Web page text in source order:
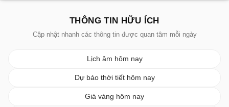
THÔNG TIN HỮU ÍCH
Cập nhật nhanh các thông tin được quan tâm mỗi ngày
Lịch âm hôm nay
Dự báo thời tiết hôm nay
Giá vàng hôm nay